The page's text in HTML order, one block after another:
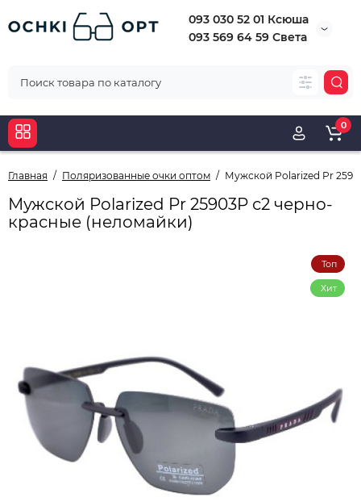
093 030 52 01 Ксюша
093 569 64 59 Света
0
Главная Поляризованные очки оптом Мужской Polarized Pr
Мужской Polarized Pr 25903P с2 черно-
красные (неломайки)
Топ
Хит